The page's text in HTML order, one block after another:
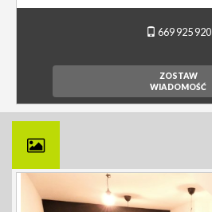
669 925 920
ZOSTAW
WIADOMOŚĆ